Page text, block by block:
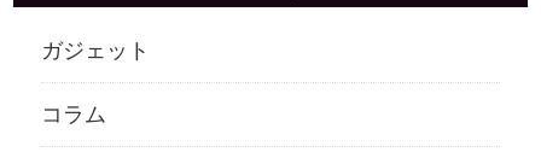
ガジェット
コラム